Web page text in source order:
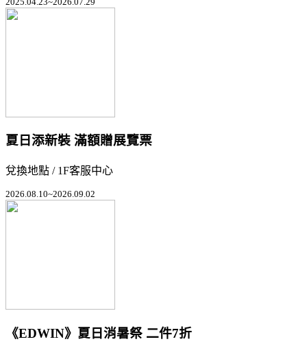
夏日添新裝 滿額贈展覽票
兌換地點 / 1F客服中心
2026.08.10~2026.09.02
《EDWIN》夏日消暑祭 二件7折